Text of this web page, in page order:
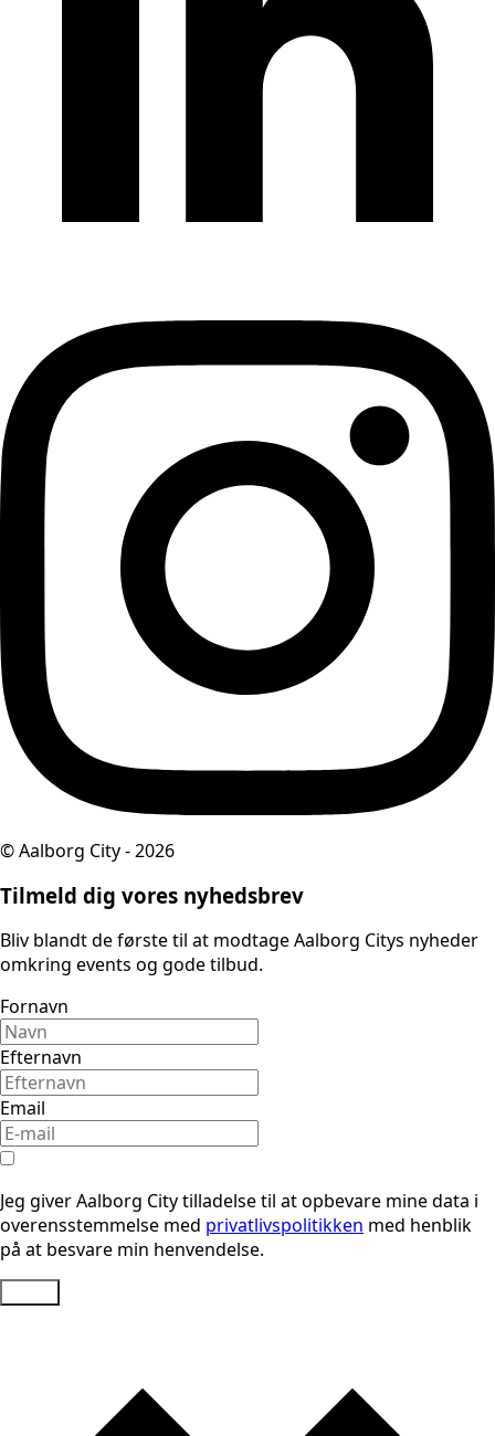
© Aalborg City - 2026
Tilmeld dig vores nyhedsbrev
Bliv blandt de første til at modtage Aalborg Citys nyheder
omkring events og gode tilbud.
Fornavn
Efternavn
Email
Jeg giver Aalborg City tilladelse til at opbevare mine data i
overensstemmelse med privatlivspolitikken med henblik
på at besvare min henvendelse.